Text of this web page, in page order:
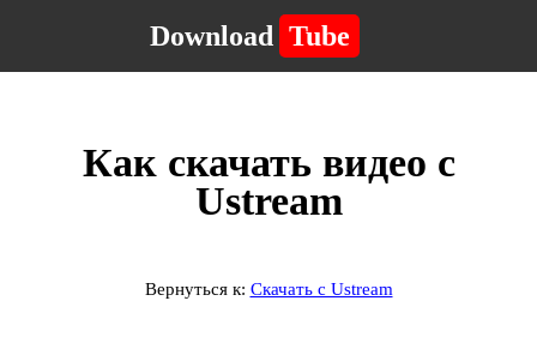
Download Tube
Как скачать видео с
Ustream
Вернуться к: Скачать с Ustream